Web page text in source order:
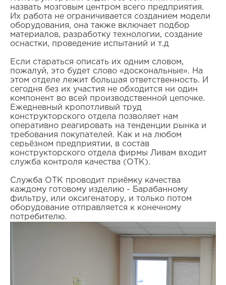
назвать мозговым центром всего предприятия.
Их работа не ограничивается созданием модели
оборудования, она также включает подбор
материалов, разработку технологии, создание
оснастки, проведение испытаний и т.д
Если стараться описать их одним словом,
пожалуй, это будет слово «доскональные». На
этом отделе лежит большая ответственность. И
сегодня без их участия не обходится ни один
компонент во всей производственной цепочке.
Ежедневный кропотливый труд
конструкторского отдела позволяет нам
оперативно реагировать на тенденции рынка и
требования покупателей. Как и на любом
серьёзном предприятии, в состав
конструкторского отдела фирмы Ливам входит
служба контроля качества (ОТК).
Служба ОТК проводит приёмку качества
каждому готовому изделию - Барабанному
фильтру, или оксигенатору, и только потом
оборудование отправляется к конечному
потребителю.